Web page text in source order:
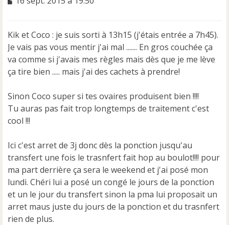
s
a
g
e
n
o
l
u
Kik et Coco : je suis sorti à 13h15 (j'étais entrée a 7h45).
Je vais pas vous mentir j'ai mal ....... En gros couchée ça
va comme si j'avais mes règles mais dès que je me lève
ça tire bien ..... mais j'ai des cachets à prendre!
Sinon Coco super si tes ovaires produisent bien !!!!
Tu auras pas fait trop longtemps de traitement c'est
cool !!!
Ici c'est arret de 3j donc dès la ponction jusqu'au
transfert une fois le trasnfert fait hop au boulot!!!! pour
ma part derrière ça sera le weekend et j'ai posé mon
lundi. Chéri lui a posé un congé le jours de la ponction
et un le jour du transfert sinon la pma lui proposait un
arret maus juste du jours de la ponction et du trasnfert
rien de plus.